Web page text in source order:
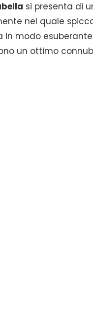
si presenta di
nel quale
in modo
un ottimo